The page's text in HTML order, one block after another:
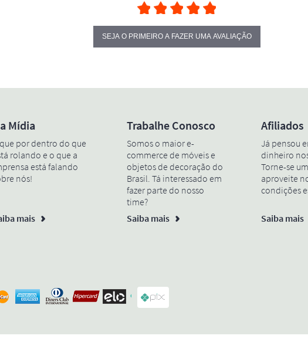
SEJA O PRIMEIRO A FAZER UMA AVALIAÇÃO